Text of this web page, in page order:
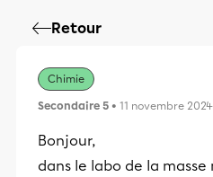
Retour
Chimie
Secondaire 5 • 11 novembre 2024
Bonjour,
dans le labo de la